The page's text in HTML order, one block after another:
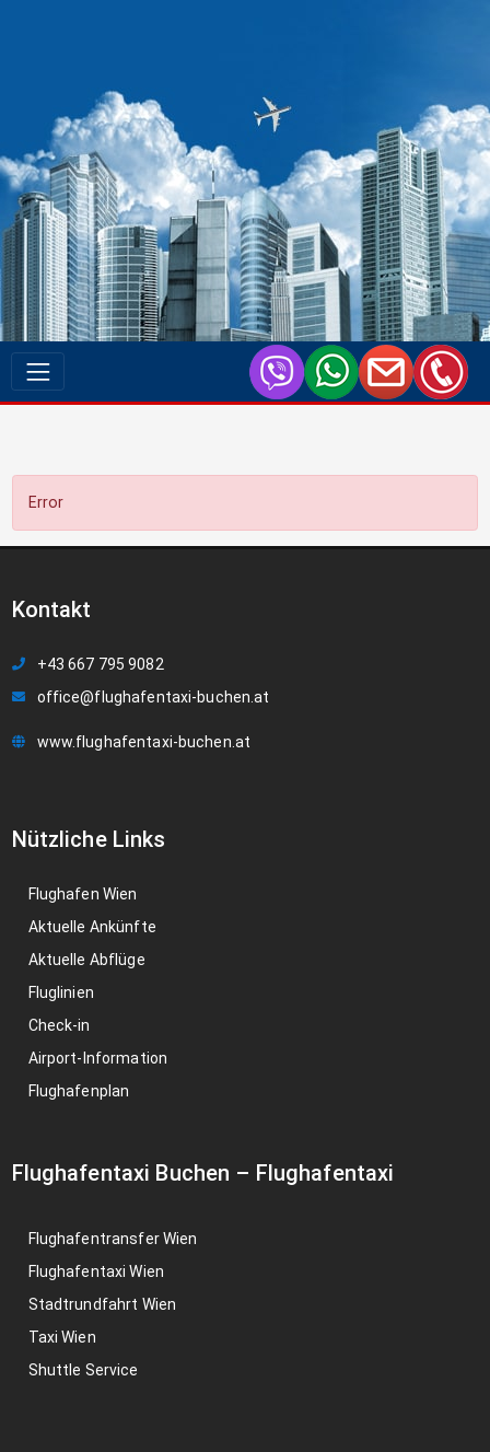
Error
Kontakt
+43 667 795 9082
office@flughafentaxi-buchen.at
www.flughafentaxi-buchen.at
Nützliche Links
Flughafen Wien
Aktuelle Ankünfte
Aktuelle Abflüge
Fluglinien
Check-in
Airport-Information
Flughafenplan
Flughafentaxi Buchen – Flughafentaxi
Flughafentransfer Wien
Flughafentaxi Wien
Stadtrundfahrt Wien
Taxi Wien
Shuttle Service